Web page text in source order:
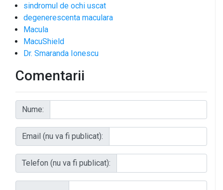
sindromul de ochi uscat
degenerescenta maculara
Macula
MacuShield
Dr. Smaranda Ionescu
Comentarii
Nume:
Email (nu va fi publicat):
Telefon (nu va fi publicat):